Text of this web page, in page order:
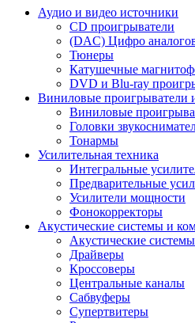
Аудио и видео источники
CD проигрыватели
(DAC) Цифро
Тюнеры
Катушечные
DVD и Blu-ray
Виниловые проигрыватели
Виниловые
Головки
Тонармы
Усилительная техника
Интегральные
Предварительные
Усилители мощности
Фонокорректоры
Акустические системы и
Акустические системы
Драйверы
Кроссоверы
Центральные каналы
Сабвуферы
Супертвитеры